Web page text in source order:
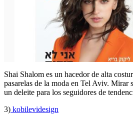
Shai Shalom es un hacedor de alta
pasarelas de la moda en Tel Aviv. Mirar
un deleite para los seguidores de
3) kobilevidesign